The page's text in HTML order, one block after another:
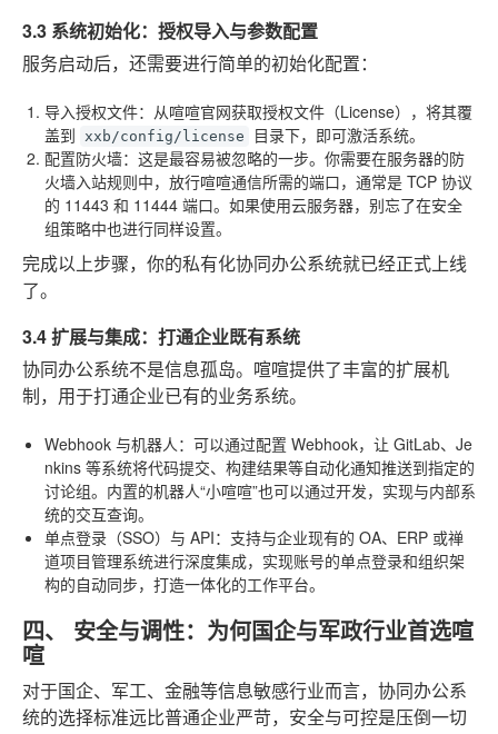
3.3 系统初始化：授权导入与参数配置
服务启动后，还需要进行简单的初始化配置：
导入授权文件：从喧喧官网获取授权文件（License），将其覆
盖到 xxb/config/license
目录下，即可激活系统。
配置防火墙：这是最容易被忽略的一步。你需要在服务器的防
火墙入站规则中，放行喧喧通信所需的端口，通常是 TCP 协议
的 11443 和 11444 端口。如果使用云服务器，别忘了在安全
组策略中也进行同样设置。
完成以上步骤，你的私有化协同办公系统就已经正式上线
了。
3.4 扩展与集成：打通企业既有系统
协同办公系统不是信息孤岛。喧喧提供了丰富的扩展机
制，用于打通企业已有的业务系统。
Webhook 与机器人：可以通过配置 Webhook，让 GitLab、Je
nkins 等系统将代码提交、构建结果等自动化通知推送到指定的
讨论组。内置的机器人“小喧喧”也可以通过开发，实现与内部系
统的交互查询。
单点登录（SSO）与 API：支持与企业现有的 OA、ERP 或禅
道项目管理系统进行深度集成，实现账号的单点登录和组织架
构的自动同步，打造一体化的工作平台。
四、 安全与调性：为何国企与军政行业首选喧
喧
对于国企、军工、金融等信息敏感行业而言，协同办公系
统的选择标准远比普通企业严苛，安全与可控是压倒一切